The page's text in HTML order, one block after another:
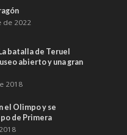
de 2022
batalla de Teruel
abierto y una gran
2018
el Olimpo y se
de Primera